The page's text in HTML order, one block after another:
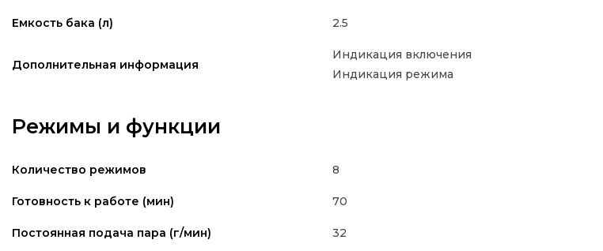
Емкость бака (л) 2.5
Дополнительная информация
Индикация включения
Индикация режима
Режимы и функции
Количество режимов 8
Готовность к работе (мин) 70
Постоянная подача пара (г/мин) 32